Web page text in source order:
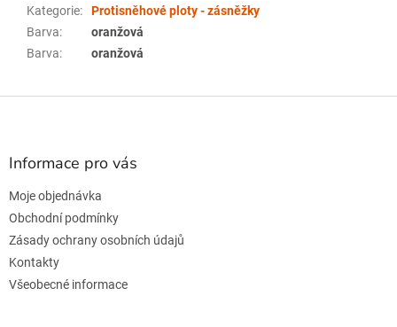
Kategorie:
Protisněhové ploty - zásněžky
Barva:
oranžová
Barva: oranžová
Z
Informace pro vás
Moje objednávka
Obchodní podmínky
Zásady ochrany osobních údajů
Kontakty
Všeobecné informace